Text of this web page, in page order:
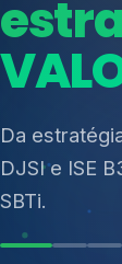
Consultoria,
ISO 27701,
14001, ISO
resíduos
Mudanças
Reputação e
Reporte